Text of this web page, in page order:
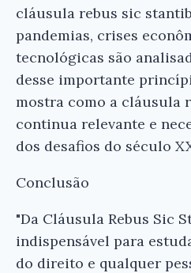
cláusula rebus sic
pandemias, crises
tecnológicas são
desse importante
mostra como a cláusula
continua relevante e
dos desafios do século
Conclusão
"Da Cláusula Rebus Sic
indispensável para
do direito e qualquer